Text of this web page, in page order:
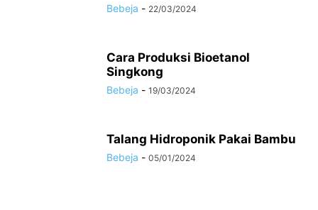
Bebeja - 22/03/2024
Cara Produksi Bioetanol
Singkong
Bebeja - 19/03/2024
Talang Hidroponik Pakai Bambu
Bebeja - 05/01/2024